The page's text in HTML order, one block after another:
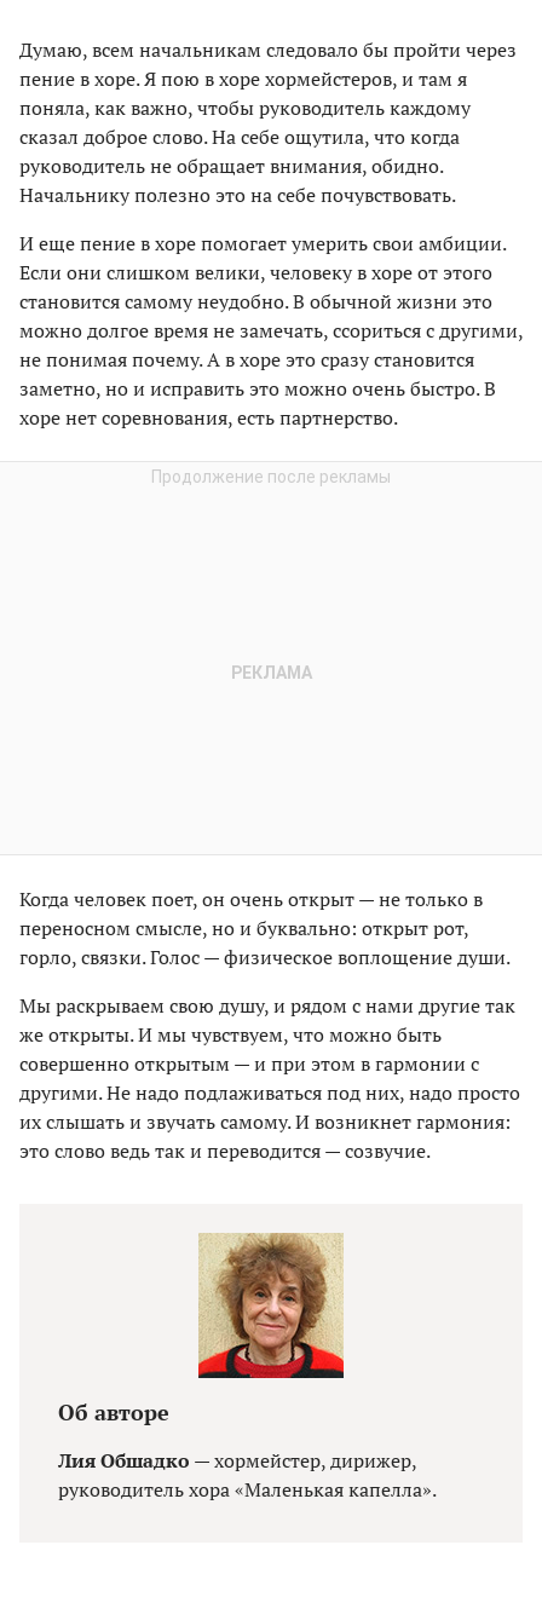
Думаю, всем начальникам следовало бы пройти через
пение в хоре. Я пою в хоре хормейстеров, и там я
поняла, как важно, чтобы руководитель каждому
сказал доброе слово. На себе ощутила, что когда
руководитель не обращает внимания, обидно.
Начальнику полезно это на себе почувствовать.
И еще пение в хоре помогает умерить свои амбиции.
Если они слишком велики, человеку в хоре от этого
становится самому не­удобно. В обычной жизни это
можно долгое время не замечать, ссориться с другими,
не понимая почему. А в хоре это сразу становится
заметно, но и исправить это можно очень быстро. В
хоре нет соревнования, есть партнерство.
Когда человек поет, он очень открыт — не только в
переносном смысле, но и буквально: открыт рот,
горло, связки. Голос — физическое воплощение души.
Мы раскрываем свою душу, и рядом с нами другие так
же открыты. И мы чувствуем, что можно быть
совершенно открытым — и при этом в гармонии с
другими. Не надо подлаживаться под них, надо просто
их слышать и звучать самому. И возникнет гармония:
это слово ведь так и переводится — созвучие.
Об авторе
Лия Обшадко — хормейстер, дирижер,
руководитель хора «Маленькая капелла».